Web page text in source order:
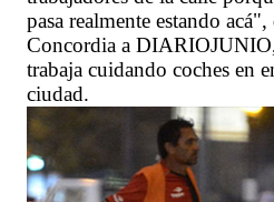
pasa realmente estando
Concordia a
trabaja cuidando coches en
ciudad.